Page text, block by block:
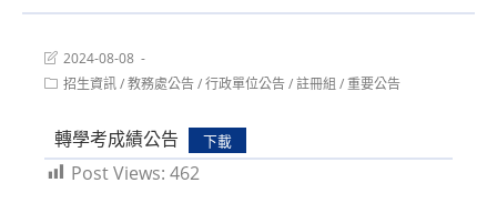
Post
last
modified:
2024-08-08
Post招生資訊/教務處公告/行政單位公告/註冊組 /重要公告
轉學考成績公告 下載
Post Views: 462